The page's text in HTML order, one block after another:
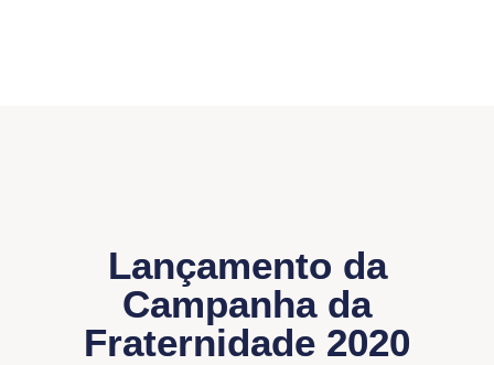
Lançamento da
Campanha da
Fraternidade 2020